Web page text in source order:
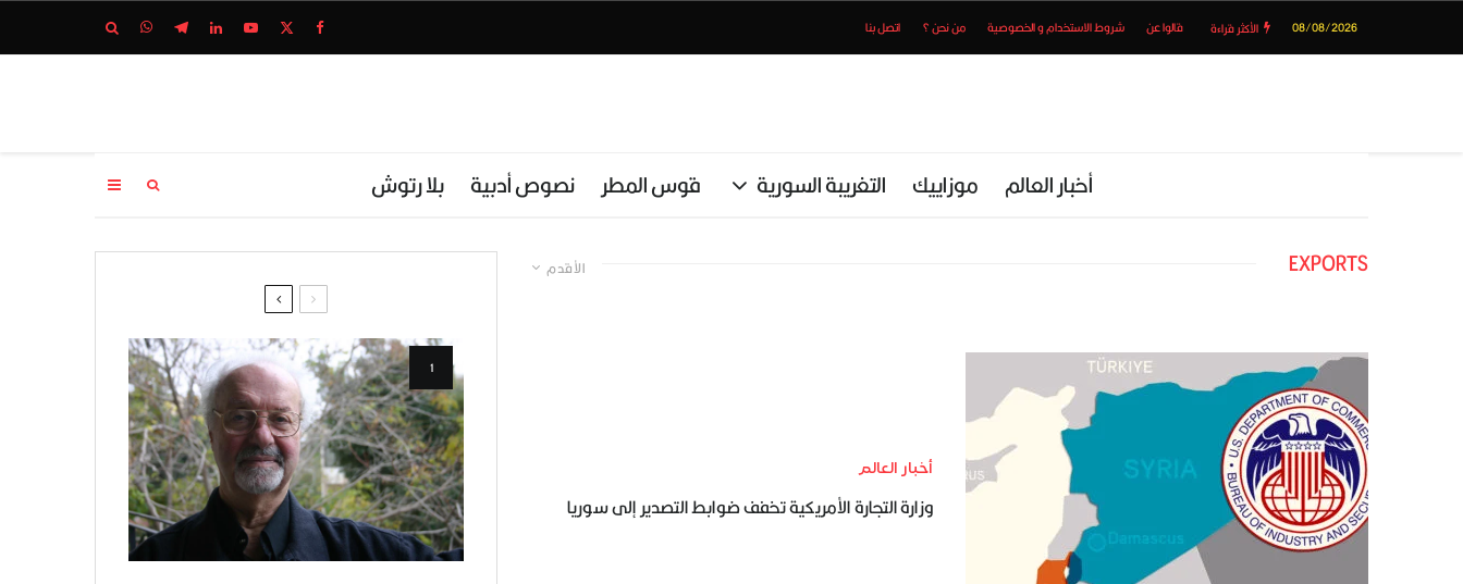
08/08/2026 الأكثر قراءة قالوا عن شروط الاستخدام و الخصوصية من نحن ؟ اتصل بنا
أخبار العالم موزاييك التغريبة السورية قوس المطر نصوص أدبية بلا رتوش
الأقدم EXPORTS
أخبار العالم
وزارة التجارة الأمريكية تخفف ضوابط التصدير إلى سوريا